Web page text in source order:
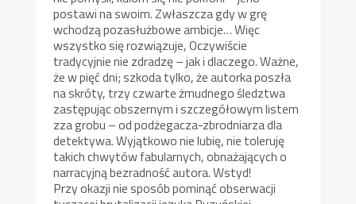
postawi na swoim. Zwłaszcza gdy w grę
wchodzą pozasłużbowe ambicje… Więc
wszystko się rozwiązuje, Oczywiście
tradycyjnie nie zdradzę – jak i dlaczego. Ważne,
że w pięć dni; szkoda tylko, że autorka poszła
na skróty, trzy czwarte żmudnego śledztwa
zastępując obszernym i szczegółowym listem
zza grobu – od podżegacza-zbrodniarza dla
detektywa. Wyjątkowo nie lubię, nie toleruję
takich chwytów fabularnych, obnażających o
narracyjną bezradność autora. Wstyd!
Przy okazji nie sposób pominąć obserwacji